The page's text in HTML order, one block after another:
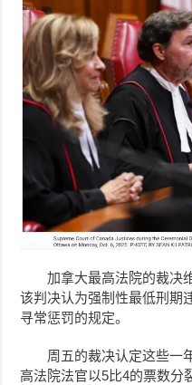
加拿大最高法院的裁决
该判决认为强制性最低刑期
寻常惩罚的规定。
周五的裁决认定这些一
高法院法官以5比4的票数分